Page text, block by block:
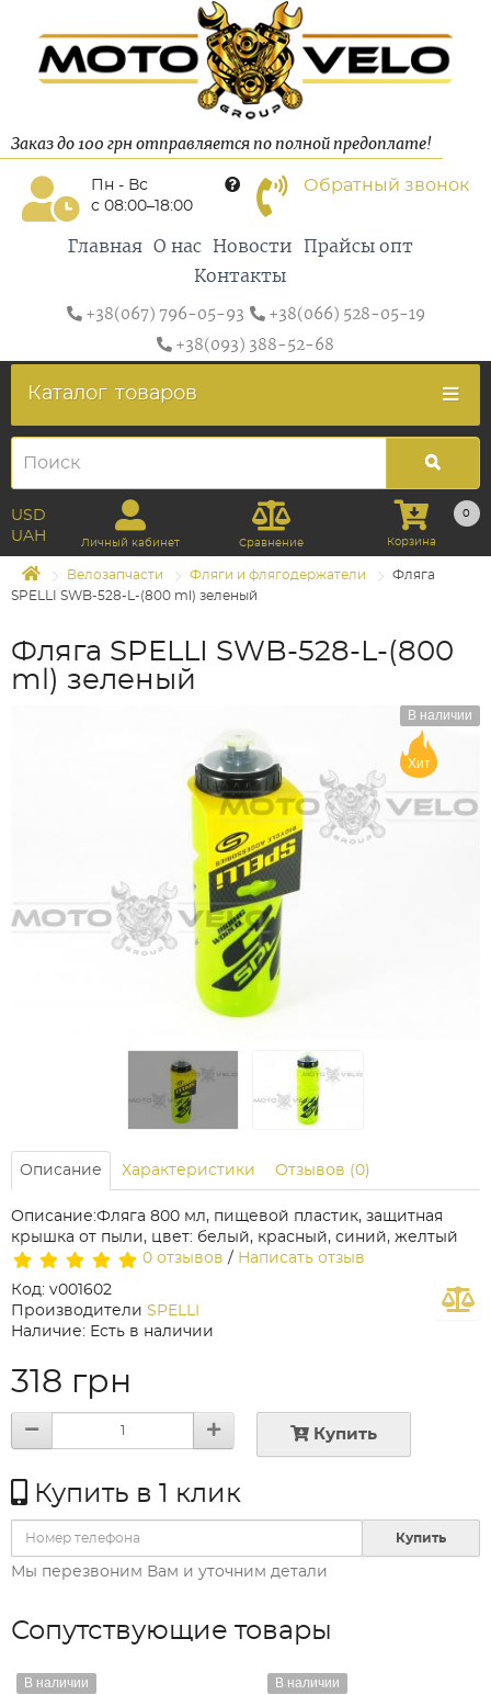
Заказ до 100 грн отправляется по полной предоплате!
Пн - Вс
с 08:00–18:00
Обратный звонок
Главная О нас Новости
Прайсы опт
Контакты
+38(067) 796-05-93
+38(066) 528-05-19
+38(093) 388-52-68
Каталог товаров
USD
UAH
Личный кабинет Сравнение
0
Корзина
Велозапчасти Фляги и флягодержатели
Фляга
SPELLI SWB-528-L-(800 ml) зеленый
Фляга SPELLI SWB-528-L-(800
ml) зеленый
В наличии
Хит
Описание Характеристики Отзывов (0)
Описание:Фляга 800 мл, пищевой пластик, защитная
крышка от пыли, цвет: белый, красный, синий, желтый
0 отзывов / Написать отзыв
Код: v001602
Производители SPELLI
Наличие: Есть в наличии
318 грн
Купить
Купить в 1 клик
Купить
Мы перезвоним Вам и уточним детали
Сопутствующие товары
В наличии В наличии